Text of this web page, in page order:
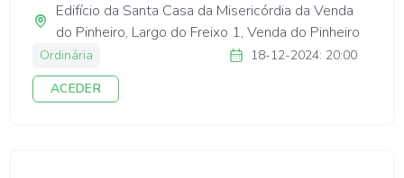
Edifício da Santa Casa da Misericórdia da Venda
do Pinheiro, Largo do Freixo 1, Venda do Pinheiro
Ordinária
18-12-2024: 20:00
ACEDER